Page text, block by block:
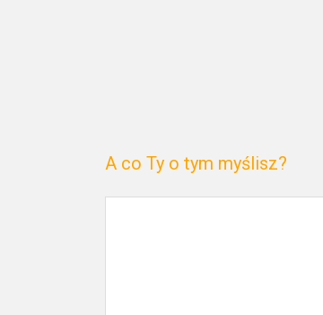
A co Ty o tym myślisz?